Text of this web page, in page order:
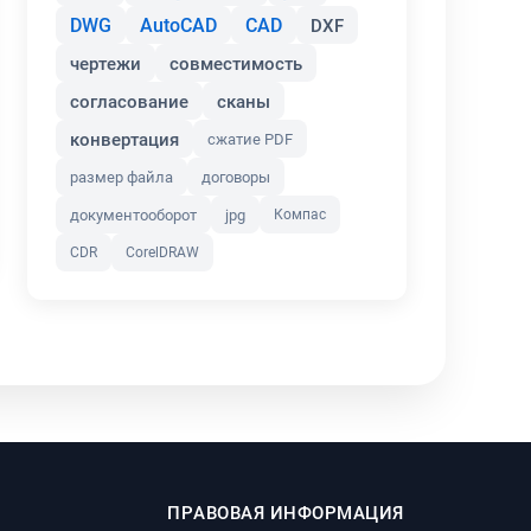
DWG AutoCAD CAD
DXF
чертежи
совместимость
согласование
сканы
конвертация
сжатие PDF
размер файла
договоры
документооборот
jpg Компас
CDR CorelDRAW
ПРАВОВАЯ ИНФОРМАЦИЯ